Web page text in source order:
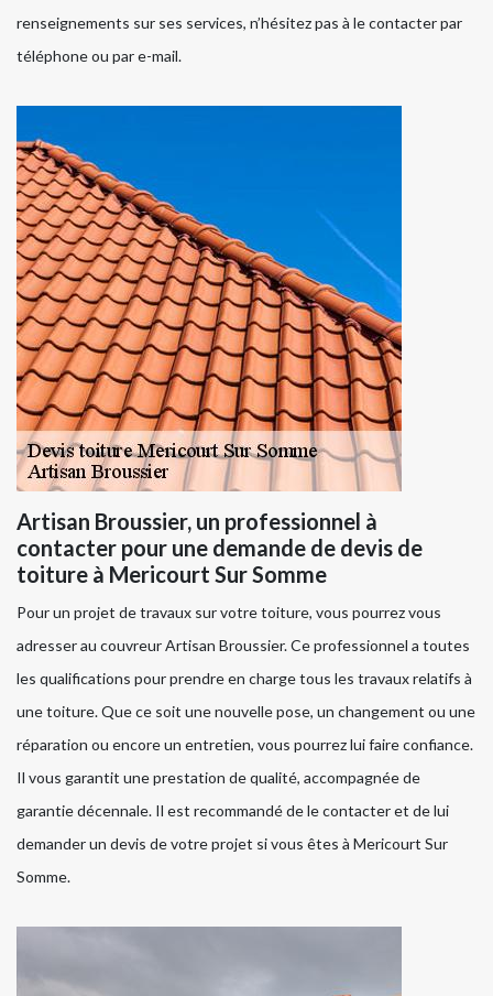
renseignements sur ses services, n’hésitez pas à le contacter par
téléphone ou par e-mail.
Artisan Broussier, un professionnel à
contacter pour une demande de devis de
toiture à Mericourt Sur Somme
Pour un projet de travaux sur votre toiture, vous pourrez vous
adresser au couvreur Artisan Broussier. Ce professionnel a toutes
les qualifications pour prendre en charge tous les travaux relatifs à
une toiture. Que ce soit une nouvelle pose, un changement ou une
réparation ou encore un entretien, vous pourrez lui faire confiance.
Il vous garantit une prestation de qualité, accompagnée de
garantie décennale. Il est recommandé de le contacter et de lui
demander un devis de votre projet si vous êtes à Mericourt Sur
Somme.